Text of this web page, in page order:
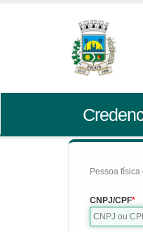
Pessoa
CNPJ/CPF